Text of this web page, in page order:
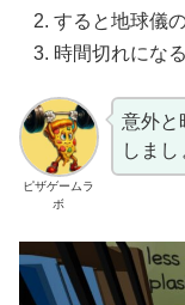
すると地球儀
時間切れにな
ピザゲームラ
ボ
意外と
しまし